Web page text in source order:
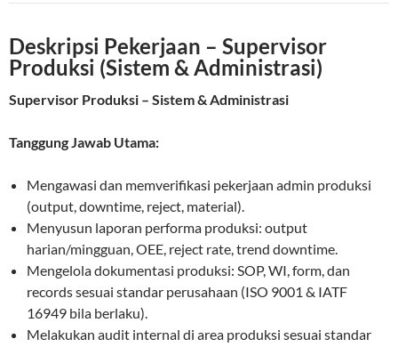
Deskripsi Pekerjaan – Supervisor
Produksi (Sistem & Administrasi)
Supervisor Produksi – Sistem & Administrasi
Tanggung Jawab Utama:
Mengawasi dan memverifikasi pekerjaan admin produksi
(output, downtime, reject, material).
Menyusun laporan performa produksi: output
harian/mingguan, OEE, reject rate, trend downtime.
Mengelola dokumentasi produksi: SOP, WI, form, dan
records sesuai standar perusahaan (ISO 9001 & IATF
16949 bila berlaku).
Melakukan audit internal di area produksi sesuai standar